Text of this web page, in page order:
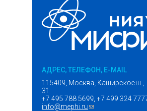
АДРЕС, ТЕЛЕФОН, E-MAIL
115409, Москва, Каширское ш.,
31
+7 495 788 5699, +7 499 324
info@mephi.ru(ссылка для